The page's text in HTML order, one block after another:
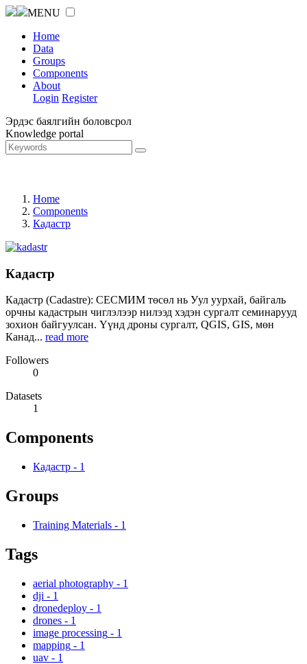
MENU
Home
Data
Groups
Components
About
Login Register
Эрдэс баялгийн боловсрол
Knowledge portal
Home
Components
Кадастр
Кадастр
Кадастр (Cadastre): СЕСМИМ төсөл нь Уул уурхай, байгаль
орчны кадастрын чиглэлээр нилээд хэдэн сургалт семинарууд
зохион байгуулсан. Үүнд дроны сургалт, QGIS, GIS, мөн
Канад... read more
Followers
0
Datasets
1
Components
Кадастр - 1
Groups
Training Materials - 1
Tags
aerial photography - 1
dji - 1
dronedeploy - 1
drones - 1
image processing - 1
mapping - 1
uav - 1